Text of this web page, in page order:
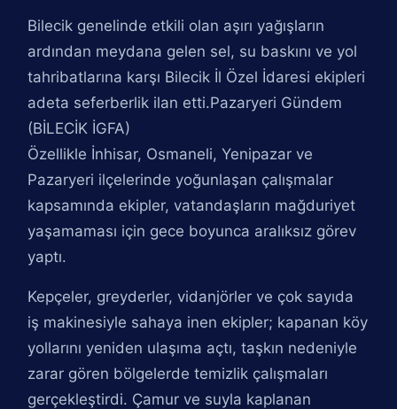
Bilecik genelinde etkili olan aşırı yağışların
ardından meydana gelen sel, su baskını ve yol
tahribatlarına karşı Bilecik İl Özel İdaresi ekipleri
adeta seferberlik ilan etti.Pazaryeri Gündem
(BİLECİK İGFA)
Özellikle İnhisar, Osmaneli, Yenipazar ve
Pazaryeri ilçelerinde yoğunlaşan çalışmalar
kapsamında ekipler, vatandaşların mağduriyet
yaşamaması için gece boyunca aralıksız görev
yaptı.
Kepçeler, greyderler, vidanjörler ve çok sayıda
iş makinesiyle sahaya inen ekipler; kapanan köy
yollarını yeniden ulaşıma açtı, taşkın nedeniyle
zarar gören bölgelerde temizlik çalışmaları
gerçekleştirdi. Çamur ve suyla kaplanan